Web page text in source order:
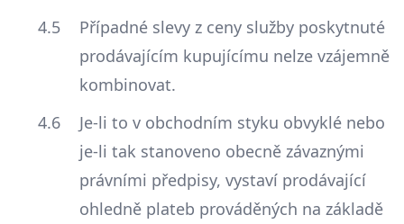
Případné slevy z ceny služby poskytnuté
prodávajícím kupujícímu nelze vzájemně
kombinovat.
Je-li to v obchodním styku obvyklé nebo
je-li tak stanoveno obecně závaznými
právními předpisy, vystaví prodávající
ohledně plateb prováděných na základě